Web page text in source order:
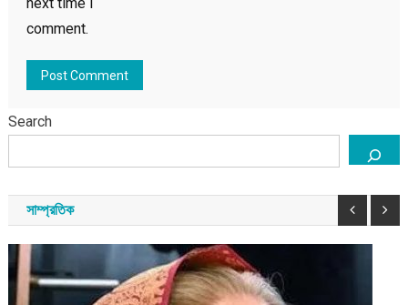
comment.
Search
সাম্প্রতিক